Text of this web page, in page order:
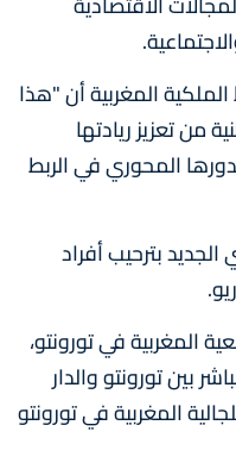
المغربية أن "هذا
من تعزيز ريادتها
المحوري في الربط
بترحيب أفراد
المغربية في تورونتو،
بين تورونتو والدار
المغربية في تورونتو